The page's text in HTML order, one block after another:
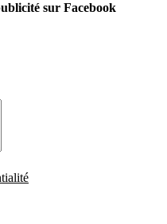
sur Facebook